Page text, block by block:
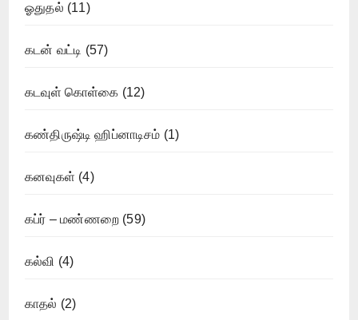
ஓதுதல் (11)
கடன் வட்டி (57)
கடவுள் கொள்கை (12)
கண்திருஷ்டி ஹிப்னாடிசம் (1)
கனவுகள் (4)
கப்ர் – மண்ணறை (59)
கல்வி (4)
காதல் (2)